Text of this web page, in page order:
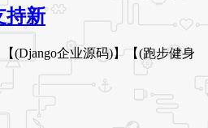
持新
(Django企业源码)】【(跑步健身